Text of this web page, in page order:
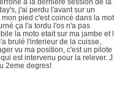
j'ai perdu l'avant sur un
pied c'est coincé dans la
ça l'a tordu l'os n'a pas
la moto etait sur ma jambe et
brulé l'interieur de la cuisse,
vu ma position, c'est un pilote
est intervenu pour la relever. J
2eme degres!